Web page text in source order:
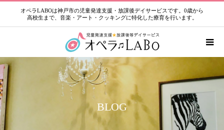
オペラLABOは神戸市の児童発達支援・放課後デイサービスです。0歳から
高校生まで、音楽・アート・クッキングに特化した療育を行います。
BLOG